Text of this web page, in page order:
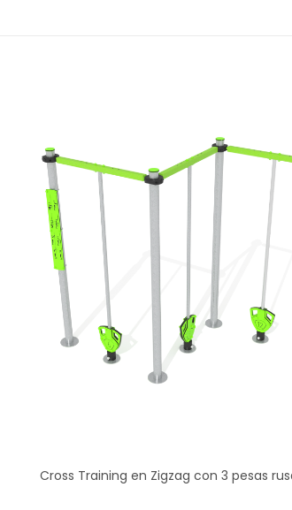
Cross Training en Zigzag con 3 pesas